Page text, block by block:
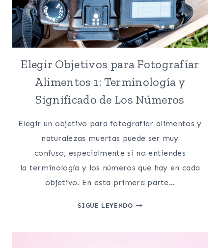
Elegir Objetivos para Fotografíar
Alimentos 1: Terminología y
Significado de Los Números
Elegir un objetivo para fotografiar alimentos y
naturalezas muertas puede ser muy
confuso, especialmente si no entiendes
la terminología y los números que hay en cada
objetivo. En esta primera parte…
SIGUE LEYENDOELEGIR